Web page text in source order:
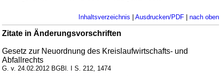
Inhaltsverzeichnis | Ausdrucken/PDF| nach oben
Zitate in Änderungsvorschriften
Gesetz zur Neuordnung des Kreislaufwirtschafts- und
Abfallrechts
G. v. 24.02.2012 BGBl. I S. 212, 1474